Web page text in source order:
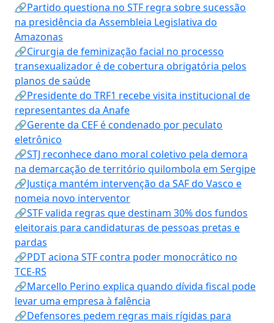
🔗Partido questiona no STF regra sobre sucessão
na presidência da Assembleia Legislativa do
Amazonas
🔗Cirurgia de feminização facial no processo
transexualizador é de cobertura obrigatória pelos
planos de saúde
🔗Presidente do TRF1 recebe visita institucional de
representantes da Anafe
🔗Gerente da CEF é condenado por peculato
eletrônico
🔗STJ reconhece dano moral coletivo pela demora
na demarcação de território quilombola em Sergipe
🔗Justiça mantém intervenção da SAF do Vasco e
nomeia novo interventor
🔗STF valida regras que destinam 30% dos fundos
eleitorais para candidaturas de pessoas pretas e
pardas
🔗PDT aciona STF contra poder monocrático no
TCE-RS
🔗Marcello Perino explica quando dívida fiscal pode
levar uma empresa à falência
🔗Defensores pedem regras mais rígidas para